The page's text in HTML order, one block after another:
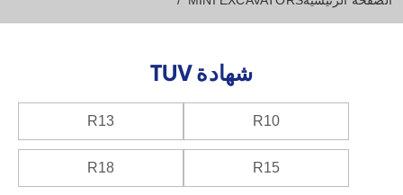
شهادة TUV
R10
R13
R15
R18